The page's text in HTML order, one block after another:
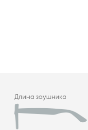
Длина заушника